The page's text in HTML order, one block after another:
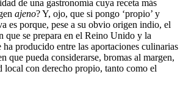
de una gastronomía cuya receta más
ajeno? Y, ojo, que si pongo ‘propio’ y
es porque, pese a su obvio origen indio, el
que se prepara en el Reino Unido y la
ha producido entre las aportaciones culinarias
que pueda considerarse, bromas al margen,
local con derecho propio, tanto como el